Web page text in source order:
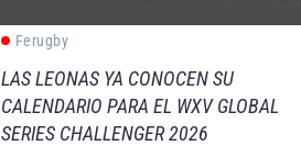
Ferugby
LAS LEONAS YA CONOCEN SU
CALENDARIO PARA EL WXV GLOBAL
SERIES CHALLENGER 2026